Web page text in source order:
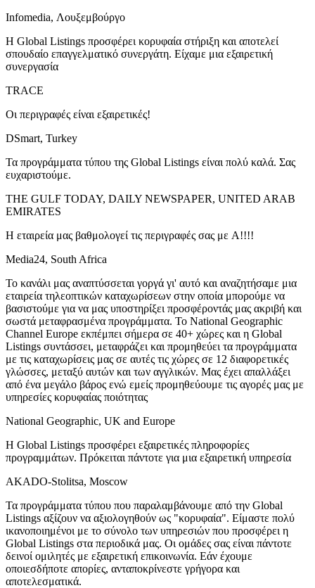
Infomedia, Λουξεμβούργο
Η Global Listings προσφέρει κορυφαία στήριξη και αποτελεί
σπουδαίο επαγγελματικό συνεργάτη. Είχαμε μια εξαιρετική
συνεργασία
TRACE
Οι περιγραφές είναι εξαιρετικές!
DSmart, Turkey
Τα προγράμματα τύπου της Global Listings είναι πολύ καλά. Σας
ευχαριστούμε.
THE GULF TODAY, DAILY NEWSPAPER, UNITED ARAB
EMIRATES
Η εταιρεία μας βαθμολογεί τις περιγραφές σας με A!!!!
Media24, South Africa
Το κανάλι μας αναπτύσσεται γοργά γι' αυτό και αναζητήσαμε μια
εταιρεία τηλεοπτικών καταχωρίσεων στην οποία μπορούμε να
βασιστούμε για να μας υποστηρίξει προσφέροντάς μας ακριβή και
σωστά μεταφρασμένα προγράμματα. Το National Geographic
Channel Europe εκπέμπει σήμερα σε 40+ χώρες και η Global
Listings συντάσσει, μεταφράζει και προμηθεύει τα προγράμματα
με τις καταχωρίσεις μας σε αυτές τις χώρες σε 12 διαφορετικές
γλώσσες, μεταξύ αυτών και των αγγλικών. Μας έχει απαλλάξει
από ένα μεγάλο βάρος ενώ εμείς προμηθεύουμε τις αγορές μας με
υπηρεσίες κορυφαίας ποιότητας
National Geographic, UK and Europe
Η Global Listings προσφέρει εξαιρετικές πληροφορίες
προγραμμάτων. Πρόκειται πάντοτε για μια εξαιρετική υπηρεσία
AKADO-Stolitsa, Moscow
Τα προγράμματα τύπου που παραλαμβάνουμε από την Global
Listings αξίζουν να αξιολογηθούν ως "κορυφαία". Είμαστε πολύ
ικανοποιημένοι με το σύνολο των υπηρεσιών που προσφέρει η
Global Listings στα περιοδικά μας. Οι ομάδες σας είναι πάντοτε
δεινοί ομιλητές με εξαιρετική επικοινωνία. Εάν έχουμε
οποιεσδήποτε απορίες, ανταποκρίνεστε γρήγορα και
αποτελεσματικά.